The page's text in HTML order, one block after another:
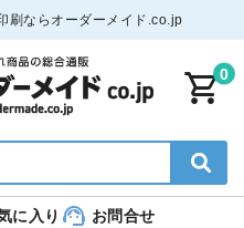
刷ならオーダーメイド.co.jp
0
に入り お問合せ